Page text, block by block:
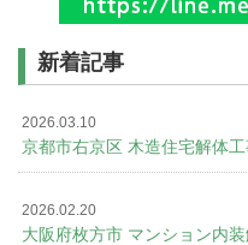
新着記事
2026.03.10
京都市右京区 木造住宅解体
2026.02.20
大阪府枚方市 マンション内